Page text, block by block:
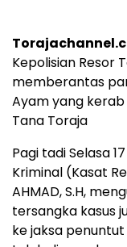
Kepolisian Resor
memberantas
Ayam yang kerab
Tana Toraja
Pagi tadi Selasa
Kriminal (Kasat
AHMAD, S.H,
tersangka kasus
ke jaksa